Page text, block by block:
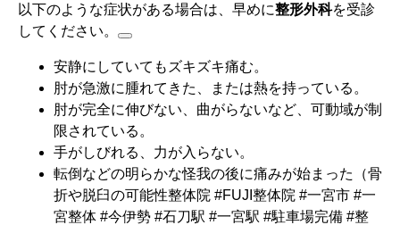
以下のような症状がある場合は、早めに整形外科を受診
してください。
安静にしていてもズキズキ痛む。
肘が急激に腫れてきた、または熱を持っている。
肘が完全に伸びない、曲がらないなど、可動域が制
限されている。
手がしびれる、力が入らない。
転倒などの明らかな怪我の後に痛みが始まった（骨
折や脱臼の可能性整体院 #FUJI整体院 #一宮市 #一
宮整体 #今伊勢 #石刀駅 #一宮駅 #駐車場完備 #整